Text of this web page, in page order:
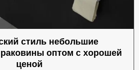
стиль небольшие
раковины оптом с хорошей
ценой